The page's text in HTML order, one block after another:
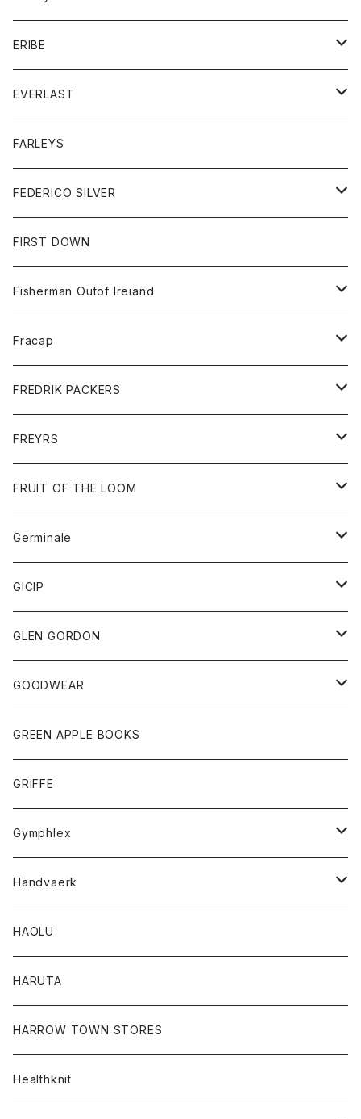
シャツ
Tシャツ
グッズ
帽子
トップス
シャツ
セーター
ボトム
ショートパンツ
パンツ
レディース
コート
ジャケット
Tシャツ
ボトム
ERIBE
ニット
EVERLAST
トップス
ジャケット
スエットシャツ
ボトム
スエットパンツ
グッズ
帽子
FARLEYS
FEDERICO SILVER
アクセサリー
FIRST DOWN
Fisherman Outof Ireiand
ニット
Fracap
グッズ
靴
FREDRIK PACKERS
アクセサリー
バッグ
FREYRS
サングラス
FRUIT OF THE LOOM
アウター
パーカー
グッズ
ネクタイ
チーフ
トップス
シャツ
タンクトップ
ボトム
ショートパンツ
スカート
レディース
スカート
Tシャツ
Germinale
靴
サンダル
GICIP
トップス
Tシャツ
GLEN GORDON
グッズ
手袋
GOODWEAR
トップス
Tシャツ
GREEN APPLE BOOKS
GRIFFE
Gymphlex
アウター
カーディガン
コート
トップス
シャツ
スウェット
レディース
カーディガン
コート
ボトム
パンツ
Handvaerk
トップス
Tシャツ
ロンTEE
HAOLU
HARUTA
HARROW TOWN STORES
Healthknit